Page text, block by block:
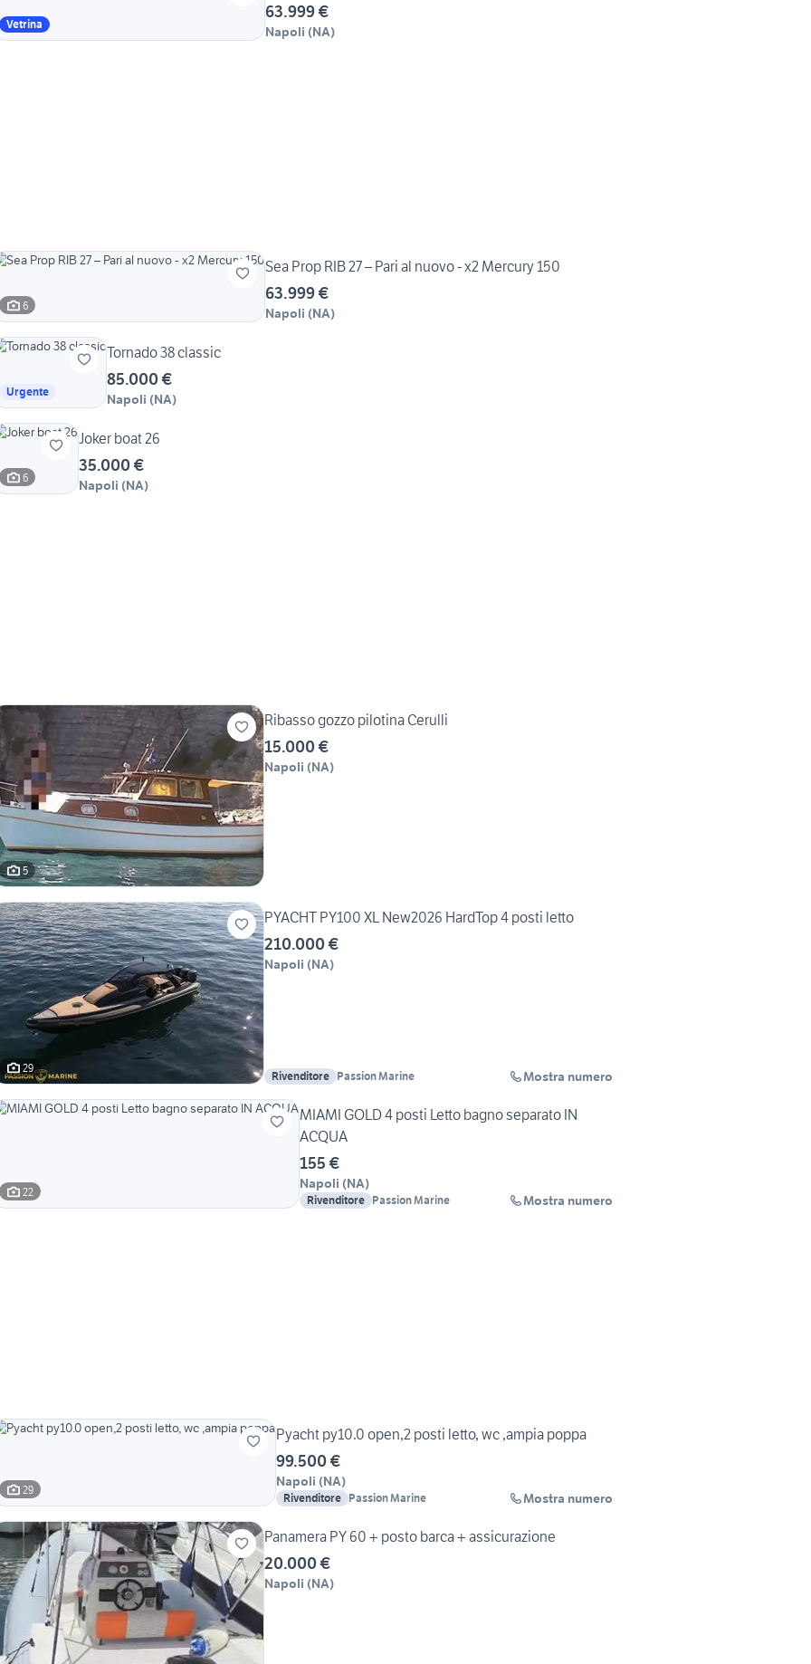
Vetrina
63.999 €
Napoli (NA)
6
Sea Prop RIB 27 – Pari al nuovo - x2 Mercury 150
63.999 €
Napoli (NA)
Urgente
Tornado 38 classic
85.000 €
Napoli (NA)
6
Joker boat 26
35.000 €
Napoli (NA)
5
Ribasso gozzo pilotina Cerulli
15.000 €
Napoli (NA)
29
PYACHT PY100 XL New2026 HardTop 4 posti letto
210.000 €
Napoli (NA)
Rivenditore Passion Marine Mostra numero
22
MIAMI GOLD 4 posti Letto bagno separato IN
ACQUA
155 €
Napoli (NA)
Rivenditore Passion Marine Mostra numero
29
Pyacht py10.0 open,2 posti letto, wc ,ampia poppa
99.500 €
Napoli (NA)
Rivenditore Passion Marine Mostra numero
Panamera PY 60 + posto barca + assicurazione
20.000 €
Napoli (NA)